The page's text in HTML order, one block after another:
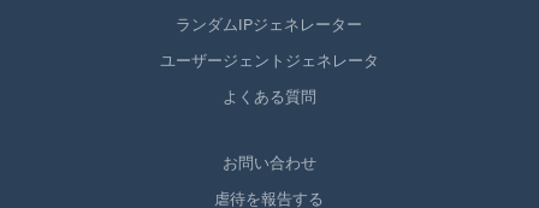
ランダムIPジェネレーター
ユーザージェントジェネレータ
よくある質問
お問い合わせ
虐待を報告する